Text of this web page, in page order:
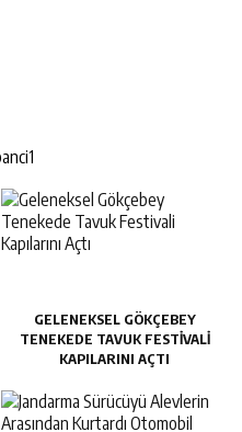
GELENEKSEL GÖKÇEBEY
TENEKEDE TAVUK FESTIVALI
KAPILARINI AÇTI